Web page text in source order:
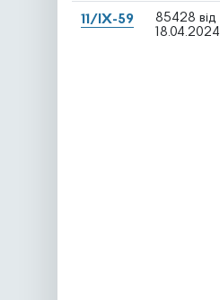
11/IX-59
85428 від
18.04.2024